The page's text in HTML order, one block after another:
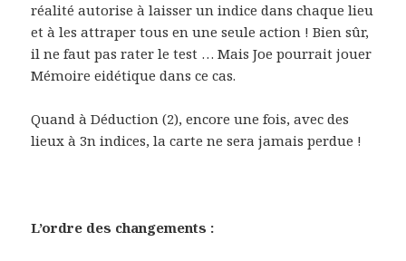
réalité autorise à laisser un indice dans chaque lieu
et à les attraper tous en une seule action ! Bien sûr,
il ne faut pas rater le test … Mais Joe pourrait jouer
Mémoire eidétique dans ce cas.
Quand à Déduction (2), encore une fois, avec des
lieux à 3n indices, la carte ne sera jamais perdue !
L’ordre des changements :